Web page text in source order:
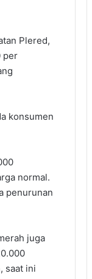
Plered,
per
konsumen
normal.
penurunan
juga
saat ini